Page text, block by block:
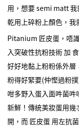
用，想要 semi matt
乾用上碎粉上顏色，
Pitanium 匠皮蛋，唔
入突破性抗粉技術 加
好好地黏上粉粉係外
粉得好緊要(仲慳過粉
咁多野入蛋入面吽菌
新鮮！傳統美妝蛋用
開，而 匠皮蛋 用左抗